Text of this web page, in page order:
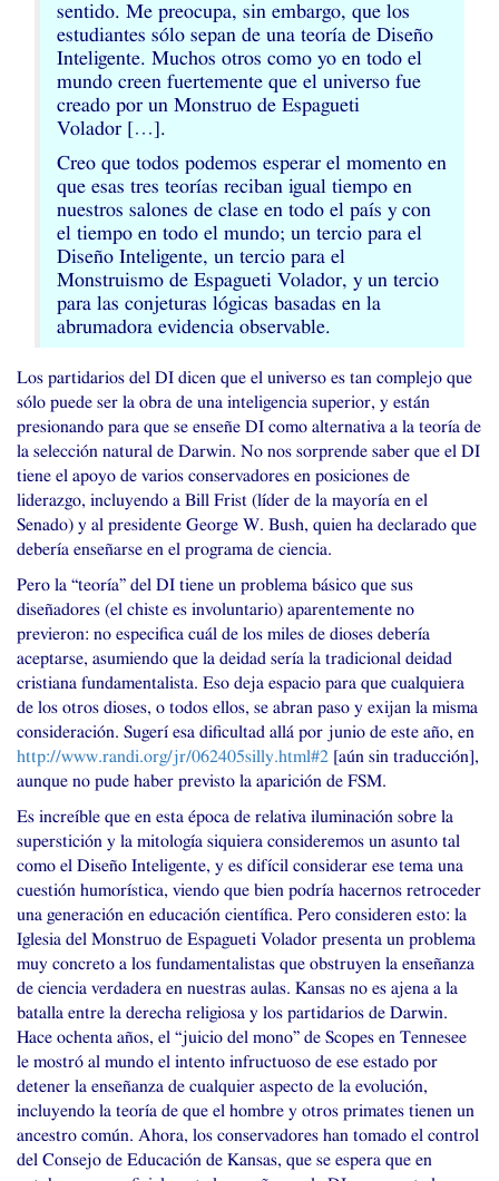
sentido. Me preocupa, sin embargo, que los
estudiantes sólo sepan de una teoría de Diseño
Inteligente. Muchos otros como yo en todo el
mundo creen fuertemente que el universo fue
creado por un Monstruo de Espagueti
Volador […].
Creo que todos podemos esperar el momento en
que esas tres teorías reciban igual tiempo en
nuestros salones de clase en todo el país y con
el tiempo en todo el mundo; un tercio para el
Diseño Inteligente, un tercio para el
Monstruismo de Espagueti Volador, y un tercio
para las conjeturas lógicas basadas en la
abrumadora evidencia observable.
Los partidarios del DI dicen que el universo es tan complejo que
sólo puede ser la obra de una inteligencia superior, y están
presionando para que se enseñe DI como alternativa a la teoría de
la selección natural de Darwin. No nos sorprende saber que el DI
tiene el apoyo de varios conservadores en posiciones de
liderazgo, incluyendo a Bill Frist (líder de la mayoría en el
Senado) y al presidente George W. Bush, quien ha declarado que
debería enseñarse en el programa de ciencia.
Pero la “teoría” del DI tiene un problema básico que sus
diseñadores (el chiste es involuntario) aparentemente no
previeron: no especifica cuál de los miles de dioses debería
aceptarse, asumiendo que la deidad sería la tradicional deidad
cristiana fundamentalista. Eso deja espacio para que cualquiera
de los otros dioses, o todos ellos, se abran paso y exijan la misma
consideración. Sugerí esa dificultad allá por junio de este año, en
http://www.randi.org/jr/062405silly.html#2 [aún sin traducción],
aunque no pude haber previsto la aparición de FSM.
Es increíble que en esta época de relativa iluminación sobre la
superstición y la mitología siquiera consideremos un asunto tal
como el Diseño Inteligente, y es difícil considerar ese tema una
cuestión humorística, viendo que bien podría hacernos retroceder
una generación en educación científica. Pero consideren esto: la
Iglesia del Monstruo de Espagueti Volador presenta un problema
muy concreto a los fundamentalistas que obstruyen la enseñanza
de ciencia verdadera en nuestras aulas. Kansas no es ajena a la
batalla entre la derecha religiosa y los partidarios de Darwin.
Hace ochenta años, el “juicio del mono” de Scopes en Tennesee
le mostró al mundo el intento infructuoso de ese estado por
detener la enseñanza de cualquier aspecto de la evolución,
incluyendo la teoría de que el hombre y otros primates tienen un
ancestro común. Ahora, los conservadores han tomado el control
del Consejo de Educación de Kansas, que se espera que en